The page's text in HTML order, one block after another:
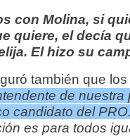
con Molina, si
quiere, el decía
El hizo su
también que
de
candidato del PRO.
es para todos